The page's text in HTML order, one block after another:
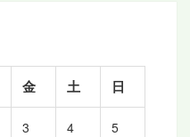
金 土 日
3 4 5